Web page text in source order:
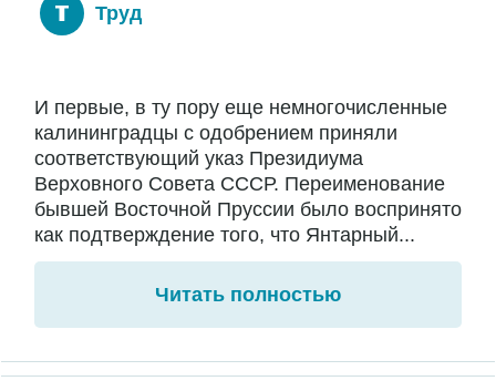
Труд
И первые, в ту пору еще немногочисленные
калининградцы с одобрением приняли
соответствующий указ Президиума
Верховного Совета СССР. Переименование
бывшей Восточной Пруссии было воспринято
как подтверждение того, что Янтарный...
Читать полностью